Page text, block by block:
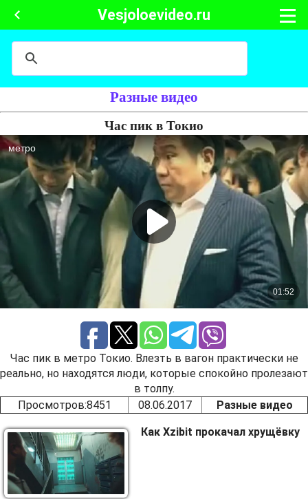
Vesjoloevideo.ru
Разные видео
Час пик в Токио
Час пик в метро Токио. Влезть в вагон практически не
реально, но находятся люди, которые спокойно пролезают
в толпу.
Просмотров:8451 08.06.2017 Разные видео
Как Xzibit прокачал хрущёвку